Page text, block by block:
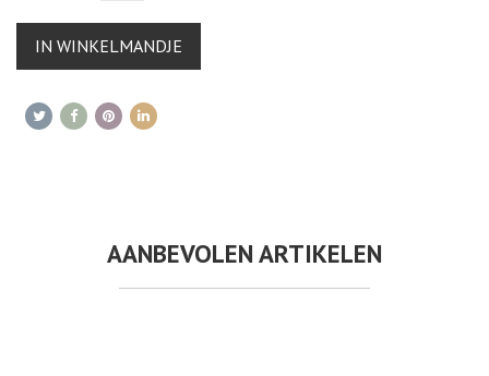
IN WINKELMANDJE
AANBEVOLEN ARTIKELEN